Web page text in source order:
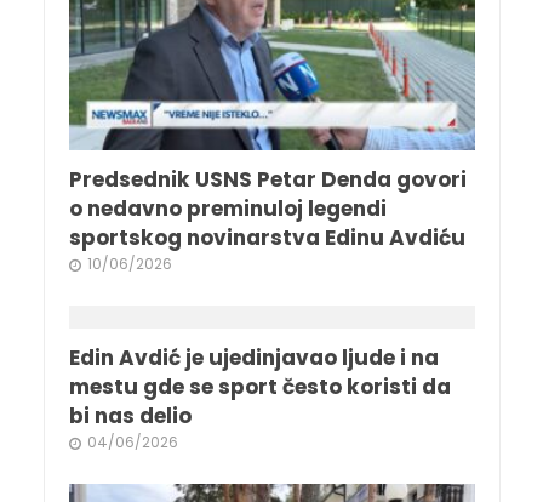
Predsednik USNS Petar Denda govori
o nedavno preminuloj legendi
sportskog novinarstva Edinu Avdiću
10/06/2026
Edin Avdić je ujedinjavao ljude i na
mestu gde se sport često koristi da
bi nas delio
04/06/2026